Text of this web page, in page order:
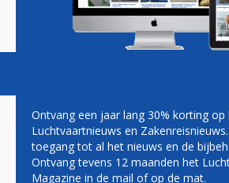
Magazine Podcasts
AIRBERLIN
Ontvang een jaar lang 30% korting op
Luchtvaartnieuws en
toegang tot al het nieuws en de
Ontvang tevens 12 maanden het
Magazine in de mail of op de mat.